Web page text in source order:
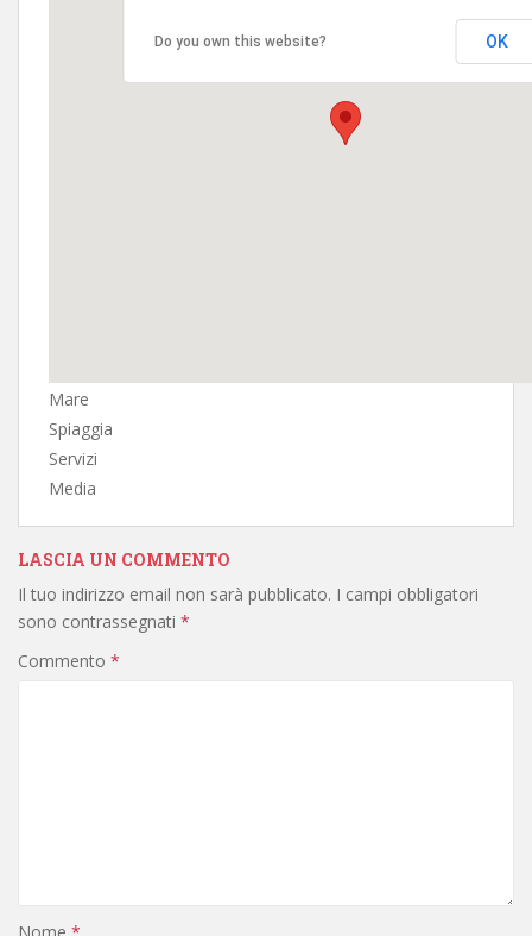
Do you own this website? OK
Mare
Spiaggia
Servizi
Media
LASCIA UN COMMENTO
Il tuo indirizzo email non sarà pubblicato. I campi obbligatori
sono contrassegnati *
Commento *